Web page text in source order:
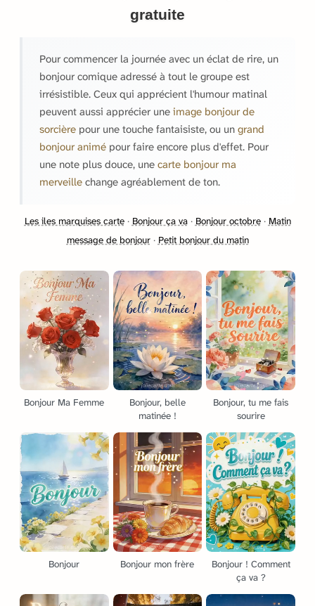
gratuite
Pour commencer la journée avec un éclat de rire, un
bonjour comique adressé à tout le groupe est
irrésistible. Ceux qui apprécient l'humour matinal
peuvent aussi apprécier une image bonjour de
sorcière pour une touche fantaisiste, ou un grand
bonjour animé pour faire encore plus d'effet. Pour
une note plus douce, une carte bonjour ma
merveille change agréablement de ton.
Les iles marquises carte· Bonjour ça va· Bonjour octobre· Matin
message de bonjour· Petit bonjour du matin
Bonjour Ma Femme
Bonjour, belle
matinée !
Bonjour, tu me fais
sourire
Bonjour Bonjour mon frère
Bonjour ! Comment
ça va ?